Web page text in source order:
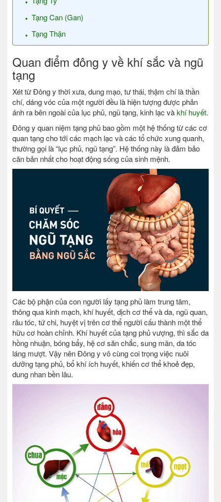
Tạng Can (Gan)
Tạng Thận
Quan điểm đông y về khí sắc và ngũ
tạng
Xét từ Đông y thời xưa, dung mạo, tư thái, thậm chí là thần
chí, dáng vóc của một người đều là hiện tượng được phản
ánh ra bên ngoài của lục phủ, ngũ tạng, kinh lạc vàkhí huyết.
Đông y quan niệm tạng phủ bao gồm một hệ thống từ các cơ
quan tạng cho tới các mạch lạc và các tổ chức xung quanh,
thường gọi là “lục phủ, ngũ tạng”. Hệ thống này là đảm bảo
căn bản nhất cho hoạt động sống của sinh mệnh.
Các bộ phận của con người lấy tạng phủ làm trung tâm,
thông qua kinh mạch, khí huyết, dịch cơ thể và da, ngũ quan,
râu tóc, tứ chi, huyệt vị trên cơ thể người cấu thành một thể
hữu cơ hoàn chỉnh. Khí huyết của tạng phủ vượng, thì sắc da
hồng nhuận, bóng bẩy, hệ cơ săn chắc, sung mãn, da tóc
láng mượt. Vậy nên Đông y vô cùng coi trọng việc nuôi
dưỡng tạng phủ, bổ khí ích huyết, khiến cơ thể khoẻ đẹp,
dung nhan bền lâu.